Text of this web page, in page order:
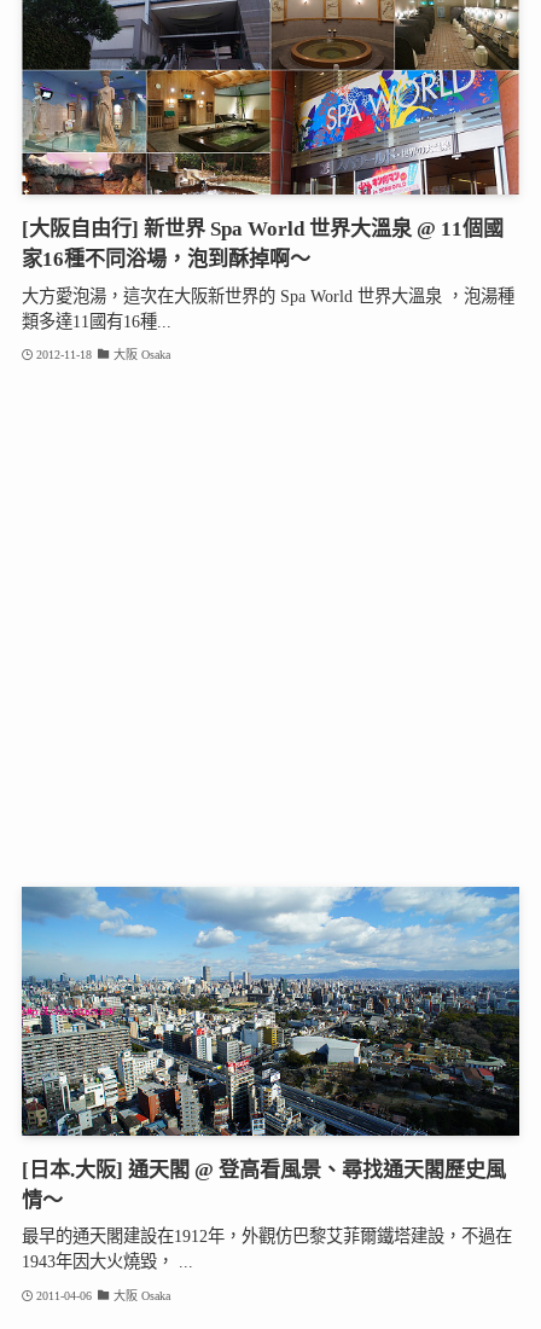
[大阪自由行] 新世界 Spa World 世界大溫泉 @ 11個國
家16種不同浴場，泡到酥掉啊～
大方愛泡湯，這次在大阪新世界的 Spa World 世界大溫泉 ，泡湯種
類多達11國有16種...
2012-11-18 大阪 Osaka
[日本.大阪] 通天閣 @ 登高看風景、尋找通天閣歷史風
情～
最早的通天閣建設在1912年，外觀仿巴黎艾菲爾鐵塔建設，不過在
1943年因大火燒毀， ...
2011-04-06 大阪 Osaka